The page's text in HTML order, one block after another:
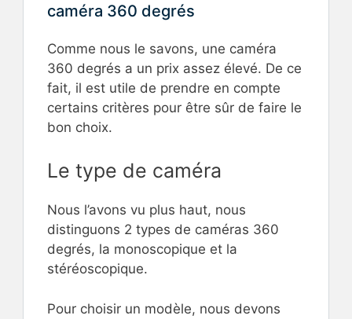
caméra 360 degrés
Comme nous le savons, une caméra
360 degrés a un prix assez élevé. De ce
fait, il est utile de prendre en compte
certains critères pour être sûr de faire le
bon choix.
Le type de caméra
Nous l’avons vu plus haut, nous
distinguons 2 types de caméras 360
degrés, la monoscopique et la
stéréoscopique.
Pour choisir un modèle, nous devons